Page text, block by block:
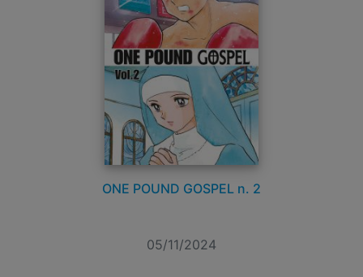
ONE POUND GOSPEL n. 2
05/11/2024